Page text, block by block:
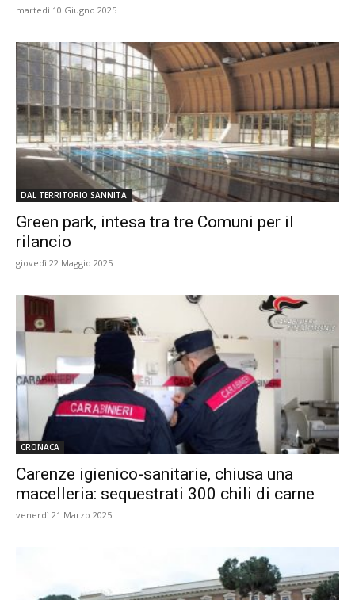
martedì 10 Giugno 2025
DAL TERRITORIO SANNITA
Green park, intesa tra tre Comuni per il
rilancio
giovedì 22 Maggio 2025
CRONACA
Carenze igienico-sanitarie, chiusa una
macelleria: sequestrati 300 chili di carne
venerdì 21 Marzo 2025